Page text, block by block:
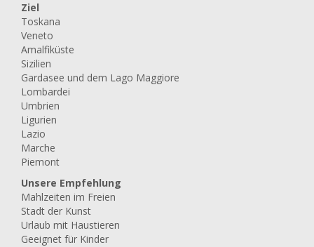
Ziel
Toskana
Veneto
Amalfiküste
Sizilien
Gardasee und dem Lago Maggiore
Lombardei
Umbrien
Ligurien
Lazio
Marche
Piemont
Unsere Empfehlung
Mahlzeiten im Freien
Stadt der Kunst
Urlaub mit Haustieren
Geeignet für Kinder